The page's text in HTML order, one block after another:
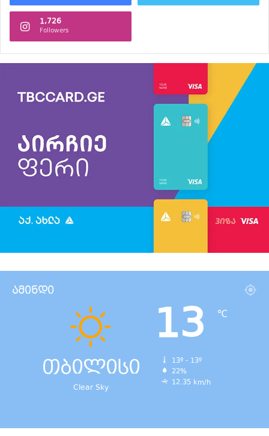
1,726
Followers
ამინდი
თბილისი
Clear Sky
13 ℃
13º - 13º
22%
12.35 km/h